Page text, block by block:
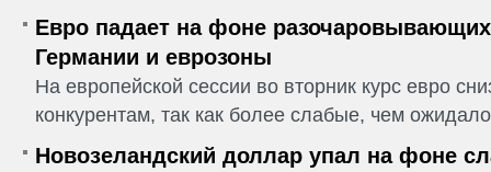
Евро падает на фоне
Германии и еврозоны
На европейской сессии во вторник курс евро
конкурентам, так как более слабые, чем
Новозеландский доллар упал на фоне